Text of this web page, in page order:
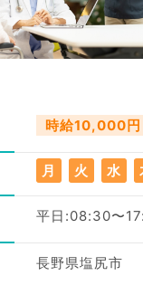
時給10,000円
月 火 水
平日:08:30〜
長野県塩尻市